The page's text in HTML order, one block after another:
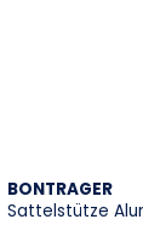
BONTRAGER
Sattelstütze